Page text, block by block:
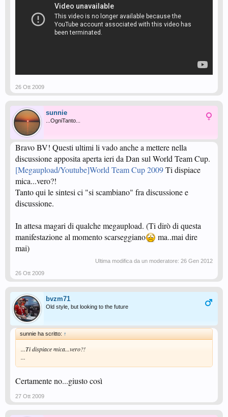
26 Ott 2009
sunnie
...OgniTanto...
Bravo BV! Questi ultimi li vado anche a mettere nella
discussione apposita aperta ieri da Dan sul World Team Cup.
[Megaupload/Youtube]World Team Cup 2009Ti dispiace
mica...vero?!
Tanto qui le sintesi ci "si scambiano" fra discussione e
discussione.
In attesa magari di qualche megaupload. (Ti dirò di questa
manifestazione al momento scarseggiano
ma..mai dire
mai)
Ultima modifica da un moderatore: 26 Gen 2012
26 Ott 2009
bvzm71
Old style, but looking to the future
sunnie ha scritto: ↑
...Ti dispiace mica...vero?!
...
Certamente no...giusto così
27 Ott 2009